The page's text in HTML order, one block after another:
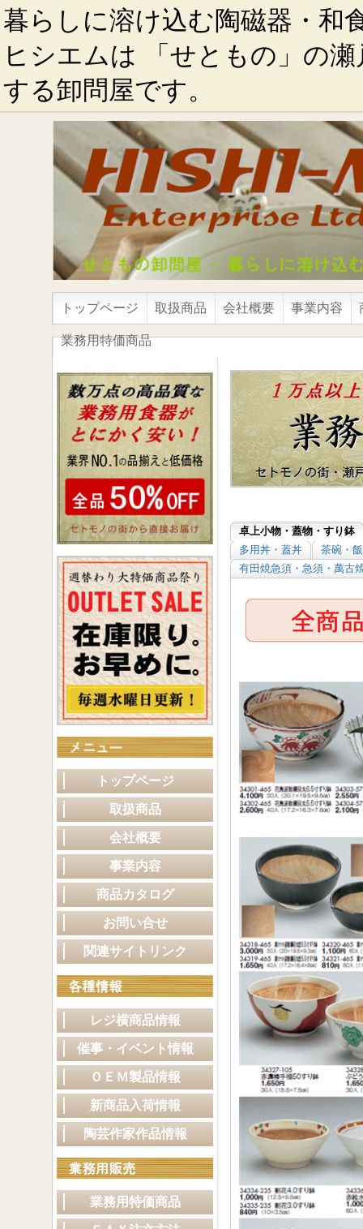
暮らしに溶け込む陶磁器・
ヒシエムは 「せともの」の
する卸問屋です。
トップページ 取扱商品 会社概要 事業内容
業務用特価商品
卓上小物・蓋物・すり鉢
多用丼・蓋丼
茶碗・
有田焼急須・急須・萬古
トップページ
取扱商品
会社概要
事業内容
商品カタログ
お問い合せ
関連サイトリンク
レジ横商品情報
催事・イベント情報
ＯＥＭ製品情報
新商品入荷情報
陶芸作家作品情報
業務用特価商品